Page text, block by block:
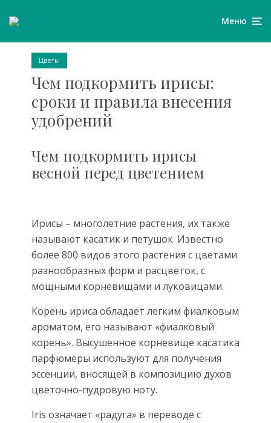
Меню
Цветы
Чем подкормить ирисы:
сроки и правила внесения
удобрений
Чем подкормить ирисы
весной перед цветением
Ирисы – многолетние растения, их также
называют касатик и петушок. Известно
более 800 видов этого растения с цветами
разнообразных форм и расцветок, с
мощными корневищами и луковицами.
Корень ириса обладает легким фиалковым
ароматом, его называют «фиалковый
корень». Высушенное корневище касатика
парфюмеры используют для получения
эссенции, вносящей в композицию духов
цветочно-пудровую ноту.
Iris означает «радуга» в переводе с